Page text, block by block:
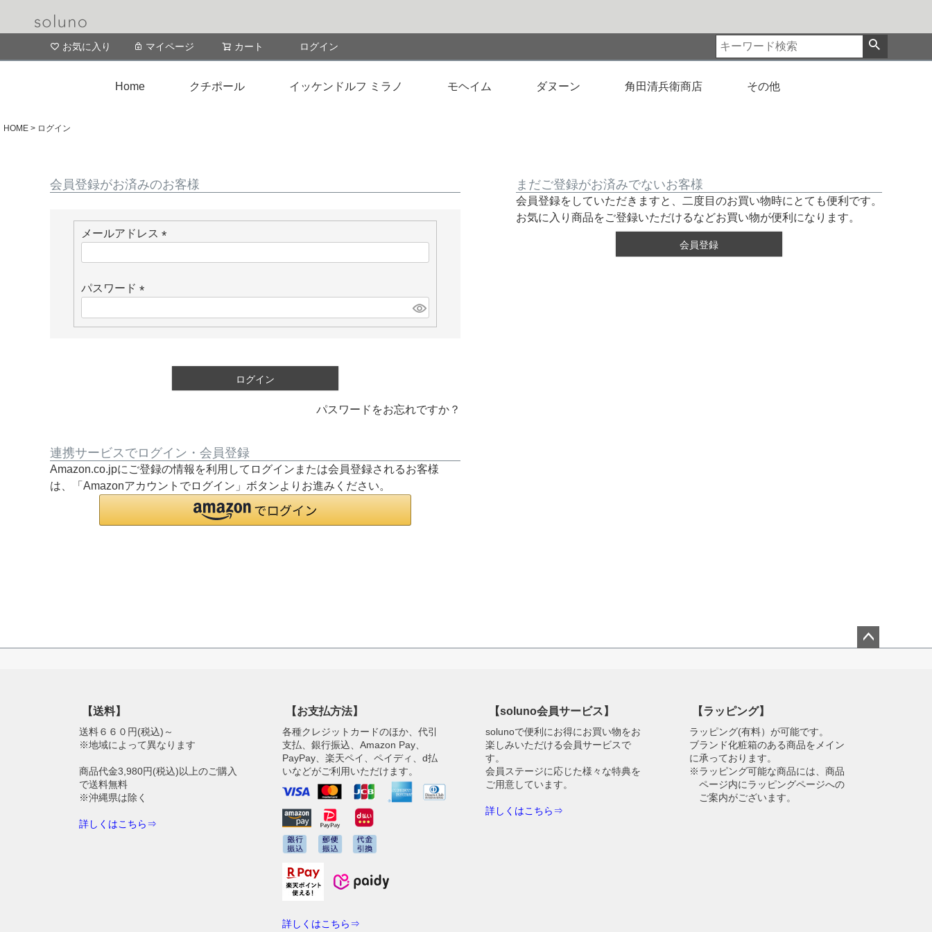
お気に入り マイページ カート ログイン
Home クチポール イッケンドルフ ミラノ モヘイム ダヌーン 角田清兵衛商店 その他
HOME ログイン
会員登録がお済みのお客様
メールアドレス
パスワード
必
ログイン
パスワードをお忘れですか？
連携サービスでログイン・会員登録
Amazon.co.jpにご登録の情報を利用してログインまたは会員登録されるお客様
は、「Amazonアカウントでログイン」ボタンよりお進みください。
まだご登録がお済みでないお客様
会員登録をしていただきますと、二度目のお買い物時にとても便利です。
お気に入り商品をご登録いただけるなどお買い物が便利になります。
会員登録
【送料】
送料６６０円(税込)～
※地域によって異なります
商品代金3,980円(税込)以上のご購入
で送料無料
※沖縄県は除く
詳しくはこちら⇒
【お支払方法】
各種クレジットカードのほか、代引
支払、銀行振込、Amazon Pay、
PayPay、楽天ペイ、ペイディ、d払
いなどがご利用いただけます。
詳しくはこちら⇒
【soluno会員サービス】
solunoで便利にお得にお買い物をお
楽しみいただける会員サービスで
す。
会員ステージに応じた様々な特典を
ご用意しています。
詳しくはこちら⇒
【ラッピング】
ラッピング(有料）が可能です。
ブランド化粧箱のある商品をメイン
に承っております。
※ラッピング可能な商品には、商品
ページ内にラッピングページへの
ご案内がございます。